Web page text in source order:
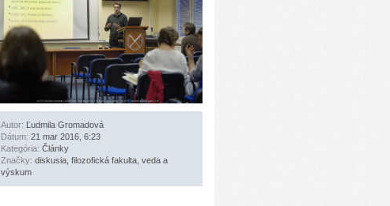
Autor: Ľudmila Gromadová
Dátum: 21 mar 2016, 6:23
Kategória: Články
Značky: diskusia filozofická fakulta veda a
výskum